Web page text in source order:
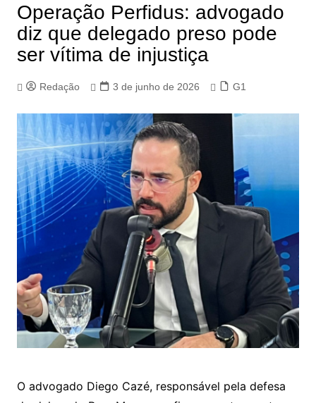
Operação Perfidus: advogado
diz que delegado preso pode
ser vítima de injustiça
Redação 3 de junho de 2026 G1
O advogado Diego Cazé, responsável pela defesa